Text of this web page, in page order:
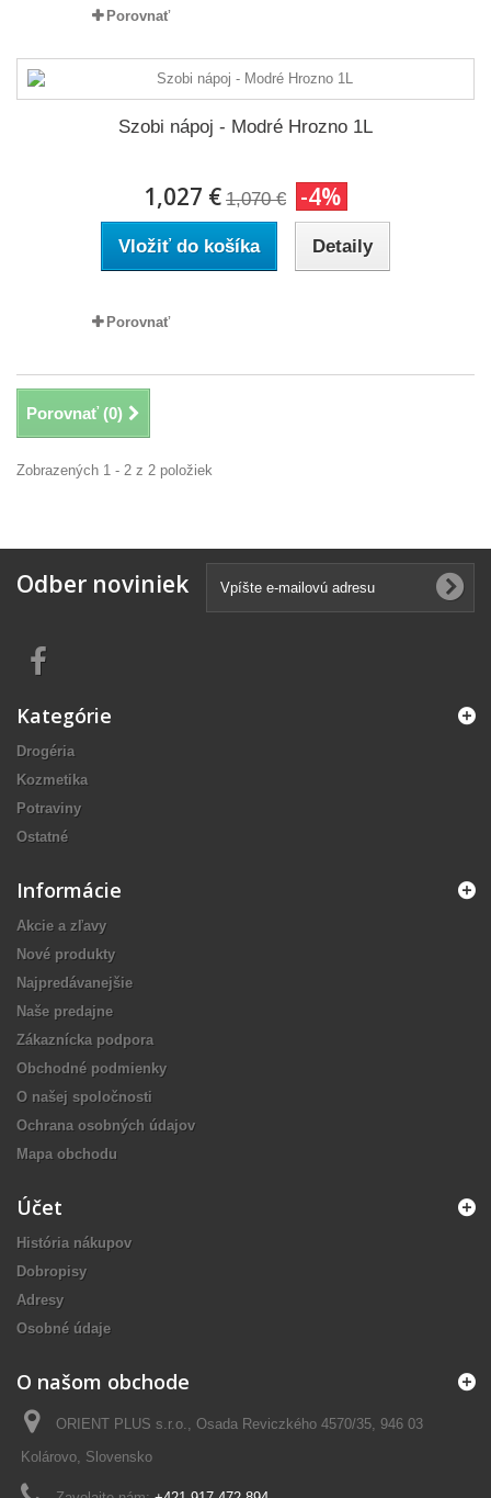
Porovnať
Szobi nápoj - Modré Hrozno 1L
1,027 € 1,070 € -4%
Vložiť do košíka Detaily
Porovnať
Porovnať (0)
Zobrazených 1 - 2 z 2 položiek
Odber noviniek
Kategórie
Drogéria
Kozmetika
Potraviny
Ostatné
Informácie
Akcie a zľavy
Nové produkty
Najpredávanejšie
Naše predajne
Zákaznícka podpora
Obchodné podmienky
O našej spoločnosti
Ochrana osobných údajov
Mapa obchodu
Účet
História nákupov
Dobropisy
Adresy
Osobné údaje
O našom obchode
ORIENT PLUS s.r.o., Osada Reviczkého 4570/35, 946 03
Kolárovo, Slovensko